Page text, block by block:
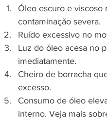
Óleo escuro e viscoso
contaminação severa.
Ruído excessivo no
Luz do óleo acesa no
imediatamente.
Cheiro de borracha
excesso.
Consumo de óleo
interno. Veja mais